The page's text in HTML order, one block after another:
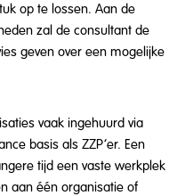
op te lossen. Aan de
zal de consultant de
geven over een mogelijke
vaak ingehuurd via
basis als ZZP’er. Een
tijd een vaste werkplek
aan één organisatie of